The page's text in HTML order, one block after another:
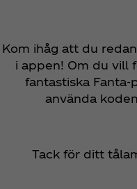
Kom ihåg att du
i appen! Om du vill
fantastiska
använda
Tack för ditt